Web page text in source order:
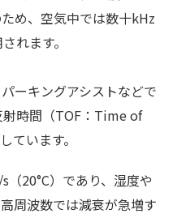
め、空気中では数十kHz
れます。
ーキングアシストなどで
時間（TOF：Time of
ています。
20°C）であり、湿度や
周波数では減衰が急増す